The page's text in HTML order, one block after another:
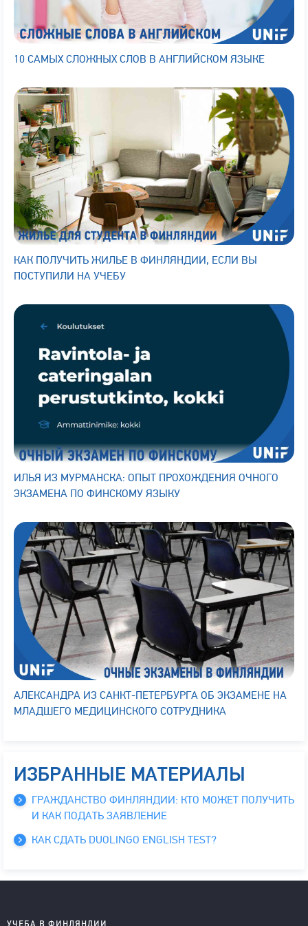
10 САМЫХ СЛОЖНЫХ СЛОВ В АНГЛИЙСКОМ ЯЗЫКЕ
КАК ПОЛУЧИТЬ ЖИЛЬЕ В ФИНЛЯНДИИ, ЕСЛИ ВЫ
ПОСТУПИЛИ НА УЧЕБУ
ИЛЬЯ ИЗ МУРМАНСКА: ОПЫТ ПРОХОЖДЕНИЯ ОЧНОГО
ЭКЗАМЕНА ПО ФИНСКОМУ ЯЗЫКУ
АЛЕКСАНДРА ИЗ САНКТ-ПЕТЕРБУРГА ОБ ЭКЗАМЕНЕ НА
МЛАДШЕГО МЕДИЦИНСКОГО СОТРУДНИКА
ИЗБРАННЫЕ МАТЕРИАЛЫ
ГРАЖДАНСТВО ФИНЛЯНДИИ: КТО МОЖЕТ ПОЛУЧИТЬ
И КАК ПОДАТЬ ЗАЯВЛЕНИЕ
КАК СДАТЬ DUOLINGO ENGLISH TEST?
УЧЕБА В ФИНЛЯНДИИ